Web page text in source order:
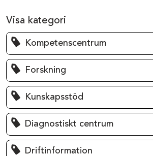
Visa kategori
Kompetenscentrum
Forskning
Kunskapsstöd
Diagnostiskt centrum
Driftinformation